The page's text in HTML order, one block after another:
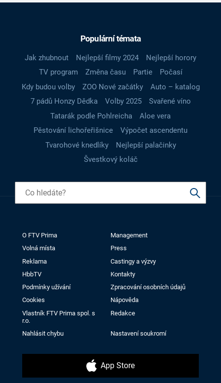
Populární témata
Jak zhubnout Nejlepší filmy 2024
Nejlepší horory
TV program
Změna času Partie
Počasí
Kdy budou volby
ZOO Nové začátky
Auto – katalog
7 pádů Honzy Dědka
Volby 2025
Svařené víno
Tatarák podle Pohlreicha
Aloe vera
Pěstování lichořeřišnice
Výpočet ascendentu
Tvarohové knedlíky
Nejlepší palačinky
Švestkový koláč
O FTV Prima
Management
Volná místa
Press
Reklama
Castingy a výzvy
HbbTV
Kontakty
Podmínky užívání
Zpracování osobních údajů
Cookies
Nápověda
Vlastník FTV Prima spol. s
r.o.
Redakce
Nahlásit chybu Nastavení soukromí
App Store